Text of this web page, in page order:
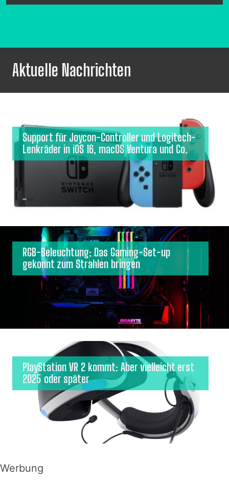
Aktuelle Nachrichten
Support für Joycon-Controller und Logitech-
Lenkräder in iOS 16, macOS Ventura und Co.
RGB-Beleuchtung: Das Gaming-Set-up
gekonnt zum Strahlen bringen
PlayStation VR 2 kommt: Aber vielleicht erst
2025 oder später
Werbung